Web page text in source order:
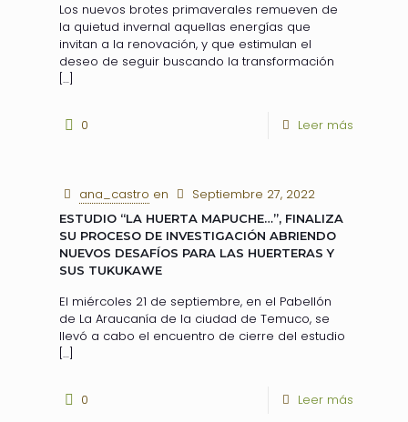
Los nuevos brotes primaverales remueven de
la quietud invernal aquellas energías que
invitan a la renovación, y que estimulan el
deseo de seguir buscando la transformación
[…]
0 Leer más
ana_castro en Septiembre 27, 2022
ESTUDIO “LA HUERTA MAPUCHE…”, FINALIZA
SU PROCESO DE INVESTIGACIÓN ABRIENDO
NUEVOS DESAFÍOS PARA LAS HUERTERAS Y
SUS TUKUKAWE
El miércoles 21 de septiembre, en el Pabellón
de La Araucanía de la ciudad de Temuco, se
llevó a cabo el encuentro de cierre del estudio
[…]
0 Leer más